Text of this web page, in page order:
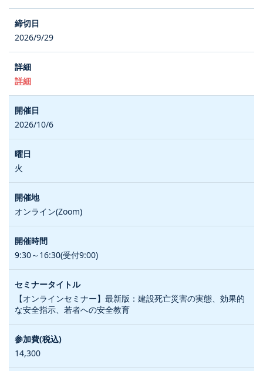
2026/9/29
詳細
2026/10/6
火
オンライン(Zoom)
9:30～16:30(受付9:00)
【オンラインセミナー】最新版：建設死亡災害の実態、効果的
な安全指示、若者への安全教育
14,300